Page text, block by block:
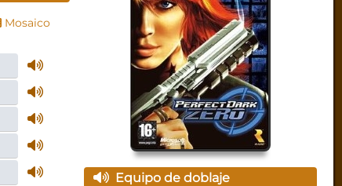
Mosaico
Equipo de doblaje